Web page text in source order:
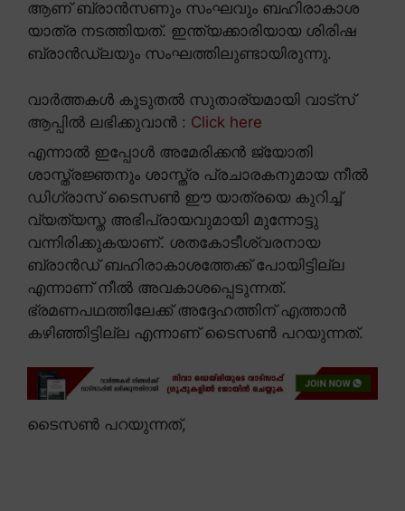
ആണ് ബ്രാൻസണും സംഘവും ബഹിരാകാശ
യാത്ര നടത്തിയത്. ഇന്ത്യക്കാരിയായ ശിരിഷ
ബ്രാൻഡ്ലയും സംഘത്തിലുണ്ടായിരുന്നു.
വാർത്തകൾ കൂടുതൽ സുതാര്യമായി വാട്സ്
ആപ്പിൽ ലഭിക്കുവാൻ : Click here
എന്നാൽ ഇപ്പോൾ അമേരിക്കൻ ജ്യോതി
ശാസ്ത്രജ്ഞനും ശാസ്ത്ര പ്രചാരകനുമായ നീൽ
ഡിഗ്രാസ് ടൈസൺ ഈ യാത്രയെ കുറിച്ച്
വ്യത്യസ്ത അഭിപ്രായവുമായി മുന്നോട്ടു
വന്നിരിക്കുകയാണ്. ശതകോടീശ്വരനായ
ബ്രാൻഡ് ബഹിരാകാശത്തേക്ക് പോയിട്ടില്ല
എന്നാണ് നീൽ അവകാശപ്പെടുന്നത്.
ഭ്രമണപഥത്തിലേക്ക് അദ്ദേഹത്തിന് എത്താൻ
കഴിഞ്ഞിട്ടില്ല എന്നാണ് ടൈസൺ പറയുന്നത്.
ടൈസൺ പറയുന്നത്,